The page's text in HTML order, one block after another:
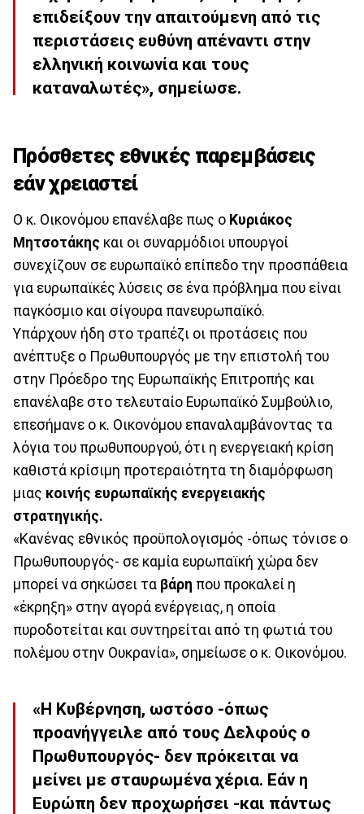
επιδείξουν την απαιτούμενη από τις
περιστάσεις ευθύνη απέναντι στην
ελληνική κοινωνία και τους
καταναλωτές», σημείωσε.
Πρόσθετες εθνικές παρεμβάσεις
εάν χρειαστεί
Ο κ. Οικονόμου επανέλαβε πως ο Κυριάκος
Μητσοτάκης και οι συναρμόδιοι υπουργοί
συνεχίζουν σε ευρωπαϊκό επίπεδο την προσπάθεια
για ευρωπαϊκές λύσεις σε ένα πρόβλημα που είναι
παγκόσμιο και σίγουρα πανευρωπαϊκό.
Υπάρχουν ήδη στο τραπέζι οι προτάσεις που
ανέπτυξε ο Πρωθυπουργός με την επιστολή του
στην Πρόεδρο της Ευρωπαϊκής Επιτροπής και
επανέλαβε στο τελευταίο Ευρωπαϊκό Συμβούλιο,
επεσήμανε ο κ. Οικονόμου επαναλαμβάνοντας τα
λόγια του πρωθυπουργού, ότι η ενεργειακή κρίση
καθιστά κρίσιμη προτεραιότητα τη διαμόρφωση
μιας κοινής ευρωπαϊκής ενεργειακής
στρατηγικής.
«Κανένας εθνικός προϋπολογισμός -όπως τόνισε ο
Πρωθυπουργός- σε καμία ευρωπαϊκή χώρα δεν
μπορεί να σηκώσει τα βάρη που προκαλεί η
«έκρηξη» στην αγορά ενέργειας, η οποία
πυροδοτείται και συντηρείται από τη φωτιά του
πολέμου στην Ουκρανία», σημείωσε ο κ. Οικονόμου.
«Η Κυβέρνηση, ωστόσο -όπως
προανήγγειλε από τους Δελφούς ο
Πρωθυπουργός- δεν πρόκειται να
μείνει με σταυρωμένα χέρια. Εάν η
Ευρώπη δεν προχωρήσει -και πάντως